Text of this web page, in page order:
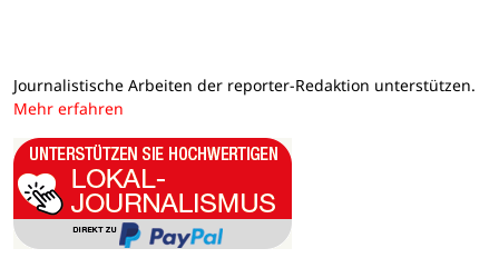
Journalistische Arbeiten der reporter-Redaktion unterstützen.
Mehr erfahren